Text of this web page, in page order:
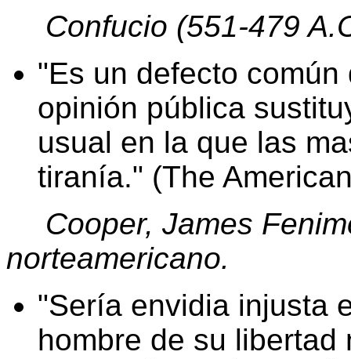
Confucio (551-479
Es un defecto
opinión pública
usual en la que las
tiranía." (The
Cooper, James
norteamericano.
Sería envidia injusta
hombre de su